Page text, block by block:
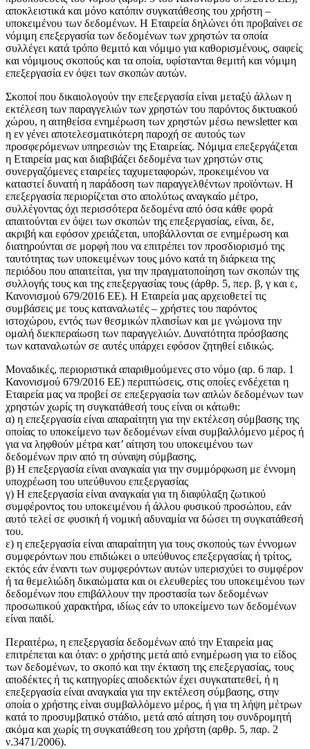
αποκλειστικά και μόνο κατόπιν συγκατάθεσης του χρήστη –
υποκειμένου των δεδομένων. Η Εταιρεία δηλώνει ότι προβαίνει σε
νόμιμη επεξεργασία των δεδομένων των χρηστών τα οποία
συλλέγει κατά τρόπο θεμιτό και νόμιμο για καθορισμένους, σαφείς
και νόμιμους σκοπούς και τα οποία, υφίστανται θεμιτή και νόμιμη
επεξεργασία εν όψει των σκοπών αυτών.
Σκοποί που δικαιολογούν την επεξεργασία είναι μεταξύ άλλων η
εκτέλεση των παραγγελιών των χρηστών του παρόντος δικτυακού
χώρου, η αιτηθείσα ενημέρωση των χρηστών μέσω newsletter και
η εν γένει αποτελεσματικότερη παροχή σε αυτούς των
προσφερόμενων υπηρεσιών της Εταιρείας. Νόμιμα επεξεργάζεται
η Εταιρεία μας και διαβιβάζει δεδομένα των χρηστών στις
συνεργαζόμενες εταιρείες ταχυμεταφορών, προκειμένου να
καταστεί δυνατή η παράδοση των παραγγελθέντων προϊόντων. Η
επεξεργασία περιορίζεται στο απολύτως αναγκαίο μέτρο,
συλλέγοντας όχι περισσότερα δεδομένα από όσα κάθε φορά
απαιτούνται εν όψει των σκοπών της επεξεργασίας, είναι, δε,
ακριβή και εφόσον χρειάζεται, υποβάλλονται σε ενημέρωση και
διατηρούνται σε μορφή που να επιτρέπει τον προσδιορισμό της
ταυτότητας των υποκειμένων τους μόνο κατά τη διάρκεια της
περιόδου που απαιτείται, για την πραγματοποίηση των σκοπών της
συλλογής τους και της επεξεργασίας τους (άρθρ. 5, περ. β, γ και ε,
Κανονισμού 679/2016 ΕΕ). Η Εταιρεία μας αρχειοθετεί τις
συμβάσεις με τους καταναλωτές – χρήστες του παρόντος
ιστοχώρου, εντός των θεσμικών πλαισίων και με γνώμονα την
ομαλή διεκπεραίωση των παραγγελιών. Δυνατότητα πρόσβασης
των καταναλωτών σε αυτές υπάρχει εφόσον ζητηθεί ειδικώς.
Μοναδικές, περιοριστικά απαριθμούμενες στο νόμο (αρ. 6 παρ. 1
Κανονισμού 679/2016 ΕΕ) περιπτώσεις, στις οποίες ενδέχεται η
Εταιρεία μας να προβεί σε επεξεργασία των απλών δεδομένων των
χρηστών χωρίς τη συγκατάθεσή τους είναι οι κάτωθι:
α) η επεξεργασία είναι απαραίτητη για την εκτέλεση σύμβασης της
οποίας το υποκείμενο των δεδομένων είναι συμβαλλόμενο μέρος ή
για να ληφθούν μέτρα κατ’ αίτηση του υποκειμένου των
δεδομένων πριν από τη σύναψη σύμβασης,
β) Η επεξεργασία είναι αναγκαία για την συμμόρφωση με έννομη
υποχρέωση του υπεύθυνου επεξεργασίας
γ) Η επεξεργασία είναι αναγκαία για τη διαφύλαξη ζωτικού
συμφέροντος του υποκειμένου ή άλλου φυσικού προσώπου, εάν
αυτό τελεί σε φυσική ή νομική αδυναμία να δώσει τη συγκατάθεσή
του.
ε) η επεξεργασία είναι απαραίτητη για τους σκοπούς των έννομων
συμφερόντων που επιδιώκει ο υπεύθυνος επεξεργασίας ή τρίτος,
εκτός εάν έναντι των συμφερόντων αυτών υπερισχύει το συμφέρον
ή τα θεμελιώδη δικαιώματα και οι ελευθερίες του υποκειμένου των
δεδομένων που επιβάλλουν την προστασία των δεδομένων
προσωπικού χαρακτήρα, ιδίως εάν το υποκείμενο των δεδομένων
είναι παιδί.
Περαιτέρω, η επεξεργασία δεδομένων από την Εταιρεία μας
επιτρέπεται και όταν: ο χρήστης μετά από ενημέρωση για το είδος
των δεδομένων, το σκοπό και την έκταση της επεξεργασίας, τους
αποδέκτες ή τις κατηγορίες αποδεκτών έχει συγκατατεθεί, ή η
επεξεργασία είναι αναγκαία για την εκτέλεση σύμβασης, στην
οποία ο χρήστης είναι συμβαλλόμενο μέρος, ή για τη λήψη μέτρων
κατά το προσυμβατικό στάδιο, μετά από αίτηση του συνδρομητή
ακόμα και χωρίς τη συγκατάθεση του χρήστη (αρθρ. 5, παρ. 2
ν.3471/2006).